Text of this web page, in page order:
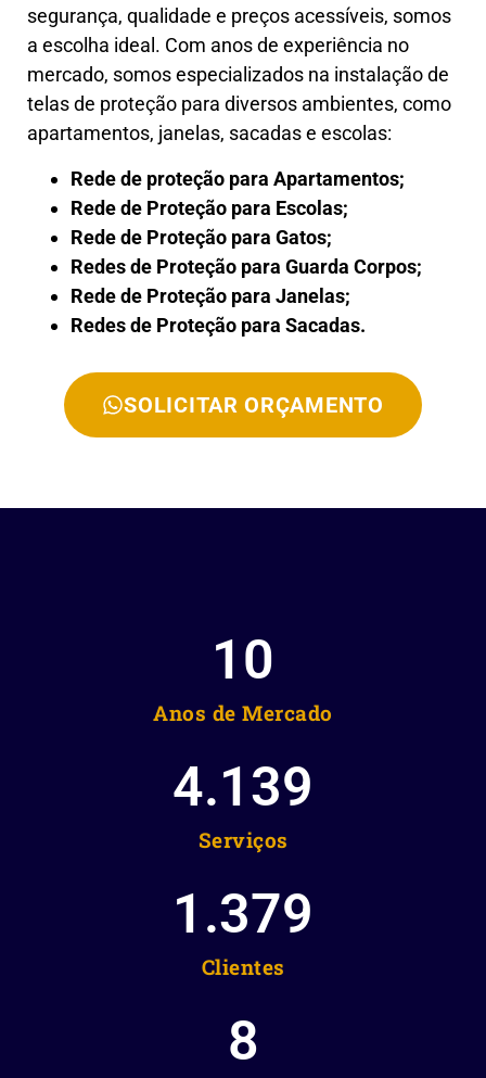
segurança, qualidade e preços acessíveis, somos
a escolha ideal. Com anos de experiência no
mercado, somos especializados na instalação de
telas de proteção para diversos ambientes, como
apartamentos, janelas, sacadas e escolas:
Rede de proteção para Apartamentos;
Rede de Proteção para Escolas;
Rede de Proteção para Gatos;
Redes de Proteção para Guarda Corpos;
Rede de Proteção para Janelas;
Redes de Proteção para Sacadas.
SOLICITAR ORÇAMENTO
Anos de Mercado
10
Serviços
4.139
Clientes
1.379
8